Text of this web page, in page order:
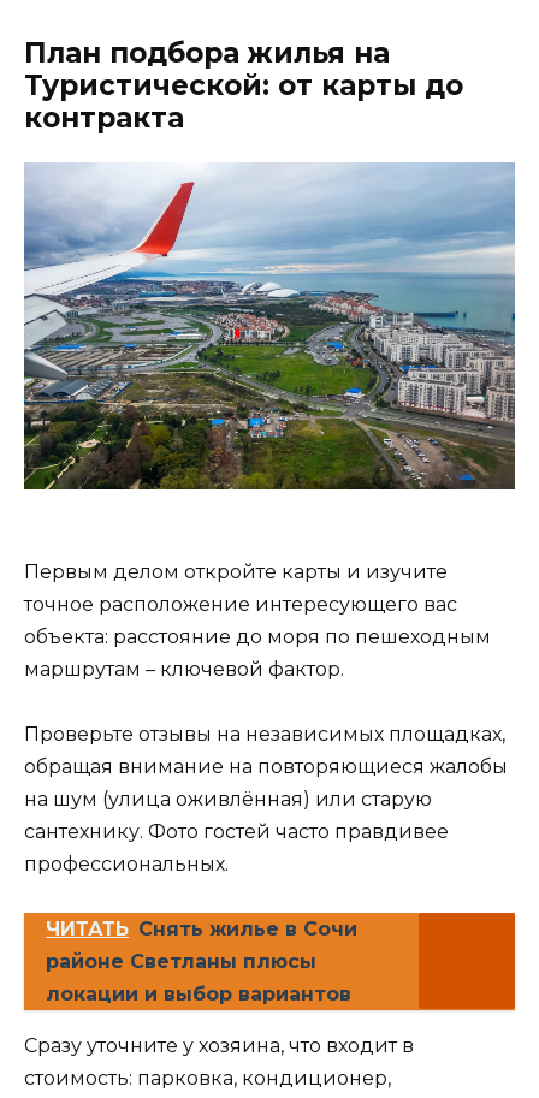
План подбора жилья на
Туристической: от карты до
контракта
Первым делом откройте карты и изучите
точное расположение интересующего вас
объекта: расстояние до моря по пешеходным
маршрутам – ключевой фактор.
Проверьте отзывы на независимых площадках,
обращая внимание на повторяющиеся жалобы
на шум (улица оживлённая) или старую
сантехнику. Фото гостей часто правдивее
профессиональных.
ЧИТАТЬ Снять жилье в Сочи
районе Светланы плюсы
локации и выбор вариантов
Сразу уточните у хозяина, что входит в
стоимость: парковка, кондиционер,